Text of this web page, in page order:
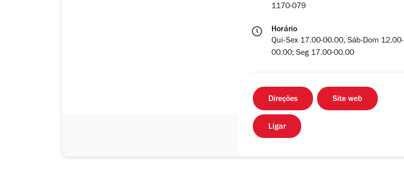
1170-079
Horário
Qui-Sex 17.00-00.00, Sáb-Dom 12.00-
00.00; Seg 17.00-00.00
Direções Site web
Ligar